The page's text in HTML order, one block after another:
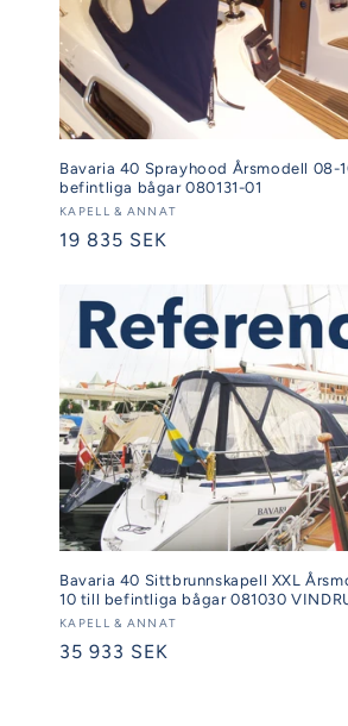
Bavaria 40 Sprayhood Årsmodell 08-
befintliga bågar 080131-01
Säljare:
KAPELL & ANNAT
Ordinarie
19 835 SEK
Bavaria 40 Sittbrunnskapell XXL
10 till befintliga bågar 081030
Säljare:
KAPELL & ANNAT
Ordinarie
35 933 SEK